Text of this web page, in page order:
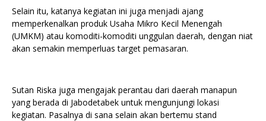
Selain itu, katanya kegiatan ini juga menjadi ajang
memperkenalkan produk Usaha Mikro Kecil Menengah
(UMKM) atau komoditi-komoditi unggulan daerah, dengan niat
akan semakin memperluas target pemasaran.
Sutan Riska juga mengajak perantau dari daerah manapun
yang berada di Jabodetabek untuk mengunjungi lokasi
kegiatan. Pasalnya di sana selain akan bertemu stand